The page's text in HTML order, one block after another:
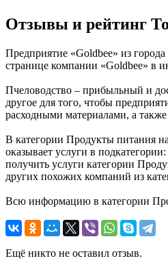
Отзывы и рейтинг
Предприятие «Goldbee» из
странице компании «Goldbee» в
Пчеловодство – прибыльный и
другое для того, чтобы
расходными материалами, а
В категории Продукты питания
оказывает услуги в
получить услуги категории
других похожих компаний из
Всю информацию в категории
Ещё никто не оставил отзыв.